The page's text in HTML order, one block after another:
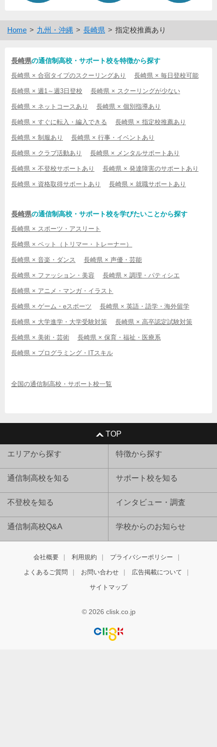
Home 九州・沖縄 長崎県 指定校推薦あり
長崎県の通信制高校・サポート校を特徴から探す
長崎県 × 合宿タイプのスクーリングあり 長崎県 × 毎日登校可能
長崎県 × 週1～週3日登校 長崎県 × スクーリングが少ない
長崎県 × ネットコースあり 長崎県 × 個別指導あり
長崎県 × すぐに転入・編入できる 長崎県 × 指定校推薦あり
長崎県 × 制服あり 長崎県 × 行事・イベントあり
長崎県 × クラブ活動あり 長崎県 × メンタルサポートあり
長崎県 × 不登校サポートあり 長崎県 × 発達障害のサポートあり
長崎県 × 資格取得サポートあり 長崎県 × 就職サポートあり
長崎県の通信制高校・サポート校を学びたいことから探す
長崎県 × スポーツ・アスリート
長崎県 × ペット（トリマー・トレーナー）
長崎県 × 音楽・ダンス 長崎県 × 声優・芸能
長崎県 × ファッション・美容 長崎県 × 調理・パティシエ
長崎県 × アニメ・マンガ・イラスト
長崎県 × ゲーム・eスポーツ 長崎県 × 英語・語学・海外留学
長崎県 × 大学進学・大学受験対策 長崎県 × 高卒認定試験対策
長崎県 × 美術・芸術 長崎県 × 保育・福祉・医療系
長崎県 × プログラミング・ITスキル
全国の通信制高校・サポート校一覧
TOP
エリアから探す 特徴から探す
通信制高校を知る サポート校を知る
不登校を知る インタビュー・調査
通信制高校Q&A 学校からのお知らせ
会社概要 利用規約 プライバシーポリシー
よくあるご質問 お問い合わせ 広告掲載について
サイトマップ
© 2026 clisk.co.jp